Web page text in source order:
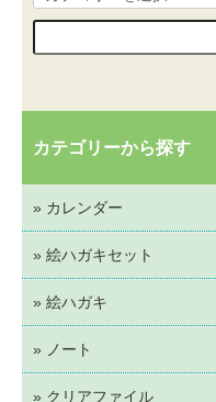
カテゴリーから探す
» カレンダー
» 絵ハガキセット
» 絵ハガキ
» ノート
» クリアファイル